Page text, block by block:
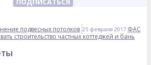
подвесных потолков 25 февраля 2017 ФАС
строительство частных коттеджей и бань